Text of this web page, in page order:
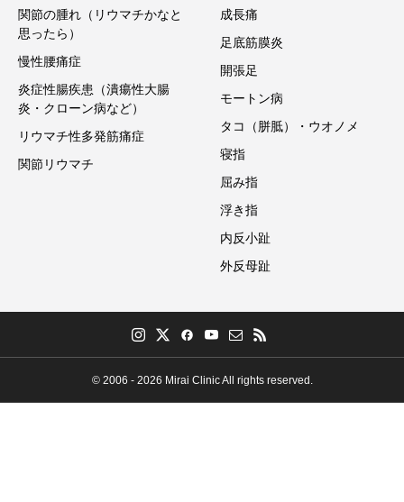
関節の腫れ（リウマチかなと
思ったら）
慢性腰痛症
炎症性腸疾患（潰瘍性大腸
炎・クローン病など）
リウマチ性多発筋痛症
関節リウマチ
成長痛
足底筋膜炎
開張足
モートン病
タコ（胼胝）・ウオノメ
寝指
屈み指
浮き指
内反小趾
外反母趾
© 2006 - 2026 Mirai Clinic All rights reserved.